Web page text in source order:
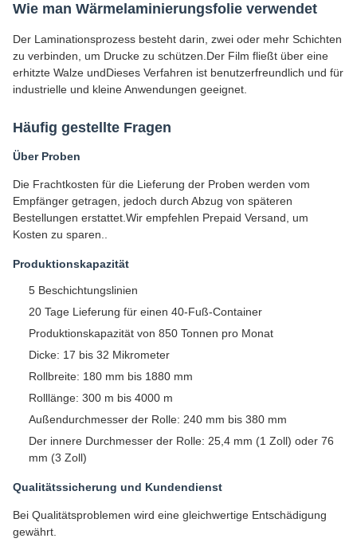
Wie man Wärmelaminierungsfolie verwendet
Der Laminationsprozess besteht darin, zwei oder mehr Schichten
zu verbinden, um Drucke zu schützen.Der Film fließt über eine
erhitzte Walze undDieses Verfahren ist benutzerfreundlich und für
industrielle und kleine Anwendungen geeignet.
Häufig gestellte Fragen
Über Proben
Die Frachtkosten für die Lieferung der Proben werden vom
Empfänger getragen, jedoch durch Abzug von späteren
Bestellungen erstattet.Wir empfehlen Prepaid Versand, um
Kosten zu sparen..
Produktionskapazität
5 Beschichtungslinien
20 Tage Lieferung für einen 40-Fuß-Container
Produktionskapazität von 850 Tonnen pro Monat
Dicke: 17 bis 32 Mikrometer
Rollbreite: 180 mm bis 1880 mm
Rolllänge: 300 m bis 4000 m
Außendurchmesser der Rolle: 240 mm bis 380 mm
Der innere Durchmesser der Rolle: 25,4 mm (1 Zoll) oder 76
mm (3 Zoll)
Qualitätssicherung und Kundendienst
Bei Qualitätsproblemen wird eine gleichwertige Entschädigung
gewährt.